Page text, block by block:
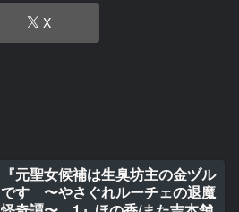
X
『元聖女候補は生臭坊主の金ヅル
です 〜やさぐれルーチェの退魔